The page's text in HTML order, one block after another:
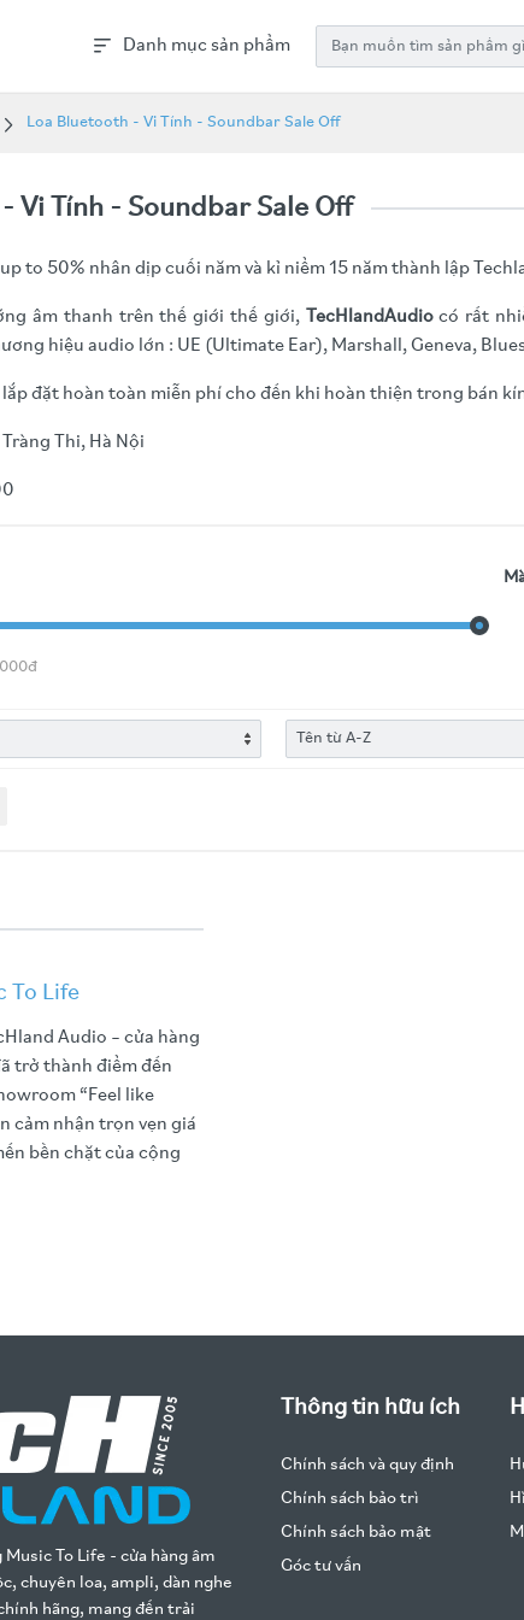
Danh mục sản phẩm
Loa Bluetooth - Vi Tính - Soundbar Sale Off
Vi Tính - Soundbar Sale Off
to 50% nhân dịp cuối năm và kỉ niểm 15 năm thành lập
âm thanh trên thế giới thế giới, TecHlandAudiocó rất
hiệu audio lớn : UE (Ultimate Ear), Marshall, Geneva,
lắp đặt hoàn toàn miễn phí cho đến khi hoàn thiện trong bán
Tràng Thi, Hà Nội
đ
To Life
Audio – cửa hàng
trở thành điểm đến
“Feel like
cảm nhận trọn vẹn giá
bền chặt của cộng
To Life - cửa hàng âm
chuyên loa, ampli, dàn nghe
hãng, mang đến trải
Thông tin hữu ích
Chính sách và quy định
Chính sách bảo trì
Chính sách bảo mật
Góc tư vấn